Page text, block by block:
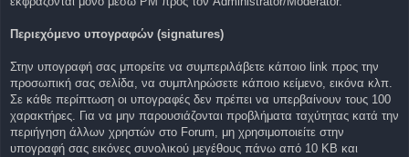
Περιεχόμενο υπογραφών (signatures)
Στην υπογραφή σας μπορείτε να συμπεριλάβετε κάποιο link προς την
προσωπική σας σελίδα, να συμπληρώσετε κάποιο κείμενο, εικόνα κλπ.
Σε κάθε περίπτωση οι υπογραφές δεν πρέπει να υπερβαίνουν τους 100
χαρακτήρες. Για να μην παρουσιάζονται προβλήματα ταχύτητας κατά την
περιήγηση άλλων χρηστών στο Forum, μη χρησιμοποιείτε στην
υπογραφή σας εικόνες συνολικού μεγέθους πάνω από 10 KB και